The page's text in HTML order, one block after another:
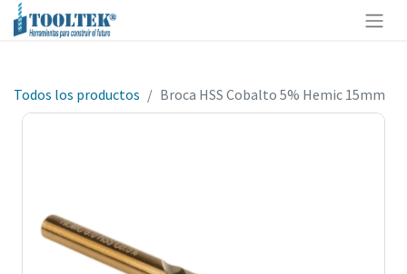
Todos los productos Broca HSS Cobalto 5% Hemic 15mm